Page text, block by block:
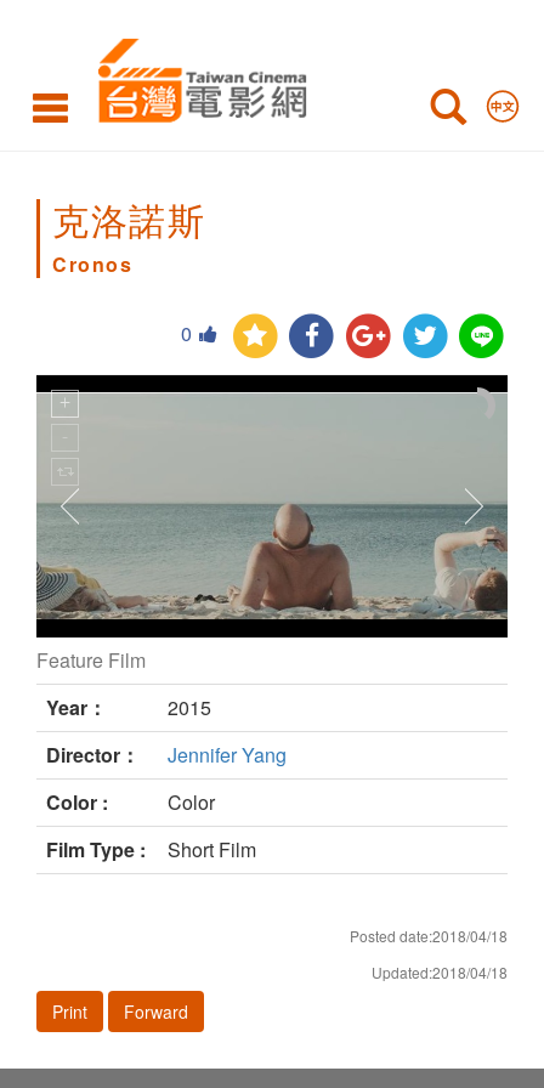
Cronos
克洛諾斯
Cronos
0
Cronos still
Feature Film
Year：
2015
Director：
Jennifer Yang
Color :
Color
Film Type :
Short Film
Posted date:2018/04/18
Updated:2018/04/18
Print Forward